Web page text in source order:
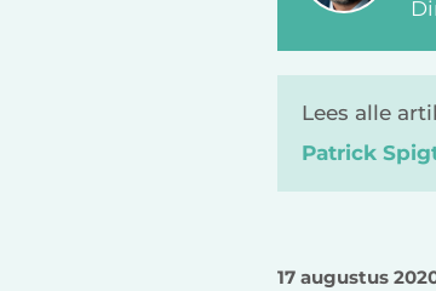
Lees alle
Patrick
17 augustus